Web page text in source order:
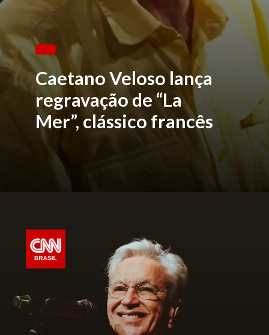
Caetano Veloso lança
regravação de “La
Mer”, clássico francês